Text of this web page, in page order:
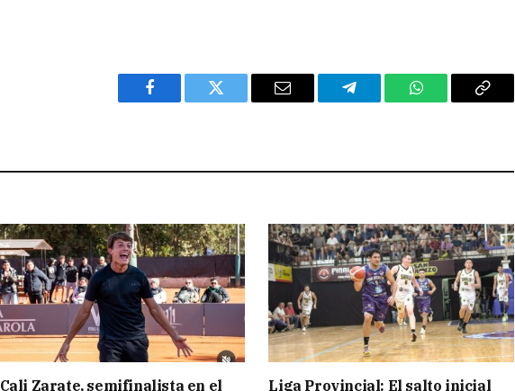
Facebook Twitter Email Telegram WhatsAppCopy
Cali Zarate, semifinalista en el Liga Provincial: El salto inicial